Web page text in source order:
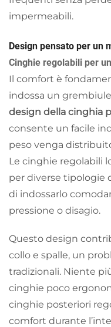
impermeabili.
Design pensato per un
Cinghie regolabili per
Il comfort è
indossa un
design della cinghia
consente un facile
peso venga
Le cinghie regolabili
per diverse tipologie
di indossarlo
pressione o disagio.
Questo design
collo e spalle, un
tradizionali. Niente
cinghie poco
cinghie posteriori
comfort durante